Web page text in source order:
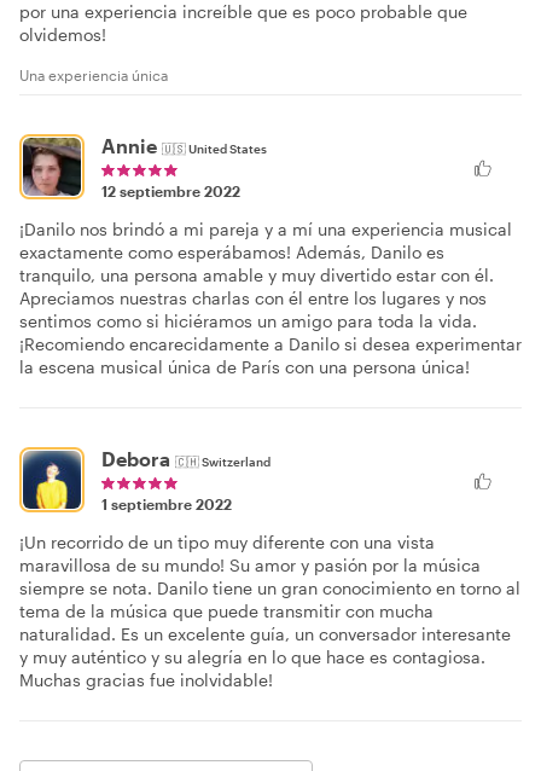
por una experiencia increíble que es poco probable que
olvidemos!
Una experiencia única
Annie 🇺🇸United States
12 septiembre 2022
¡Danilo nos brindó a mi pareja y a mí una experiencia musical
exactamente como esperábamos! Además, Danilo es
tranquilo, una persona amable y muy divertido estar con él.
Apreciamos nuestras charlas con él entre los lugares y nos
sentimos como si hiciéramos un amigo para toda la vida.
¡Recomiendo encarecidamente a Danilo si desea experimentar
la escena musical única de París con una persona única!
Debora 🇨🇭Switzerland
1 septiembre 2022
¡Un recorrido de un tipo muy diferente con una vista
maravillosa de su mundo! Su amor y pasión por la música
siempre se nota. Danilo tiene un gran conocimiento en torno al
tema de la música que puede transmitir con mucha
naturalidad. Es un excelente guía, un conversador interesante
y muy auténtico y su alegría en lo que hace es contagiosa.
Muchas gracias fue inolvidable!